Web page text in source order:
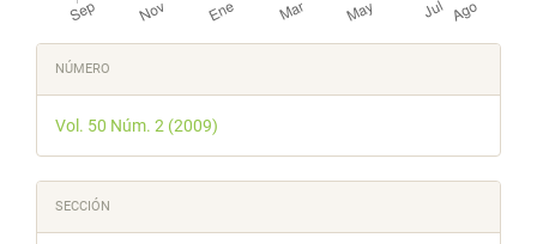
Detalles
del
artículo
NÚMERO
Vol. 50 Núm. 2 (2009)
SECCIÓN